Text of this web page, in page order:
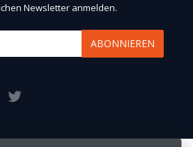
Newsletter anmelden.
ABONNIEREN